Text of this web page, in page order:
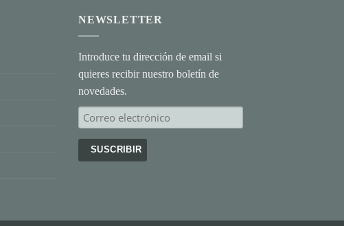
€441,90
NEWSLETTER
Introduce tu dirección de email si
quieres recibir nuestro boletín de
novedades.